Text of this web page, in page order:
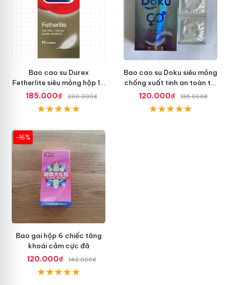
Bao cao su Durex
Fetherlite siêu mỏng hộp 12
cái, an toàn
185.000₫ 200.000₫
Bao cao su Doku siêu mỏng
chống xuất tinh an toàn tối
ưu
120.000₫ 136.000₫
-16%
Bao gai hộp 6 chiếc tăng
khoái cảm cực đã
120.000₫
142.000₫